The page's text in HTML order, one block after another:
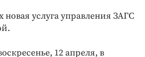
услуга управления ЗАГС
12 апреля, в